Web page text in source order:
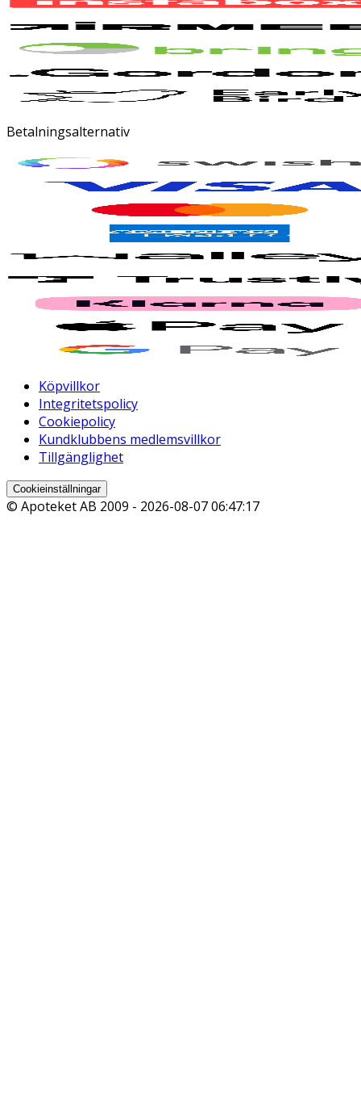
Betalningsalternativ
Köpvillkor
Integritetspolicy
Cookiepolicy
Kundklubbens medlemsvillkor
Tillgänglighet
Cookieinställningar
© Apoteket AB 2009 - 2026-08-07 06:47:17